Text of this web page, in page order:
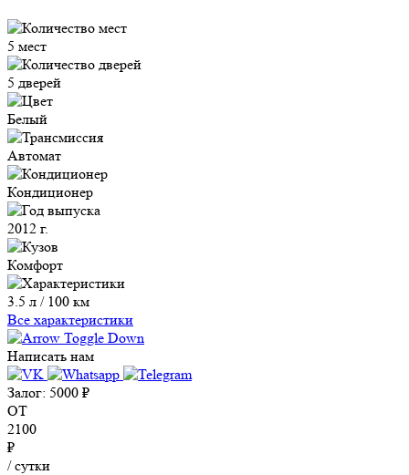
5 мест
5 дверей
Белый
Автомат
Кондиционер
2012 г.
Комфорт
3.5 л / 100 км
Все характеристики
Написать нам
Залог: 5000 ₽
ОТ
2100
₽
/ сутки